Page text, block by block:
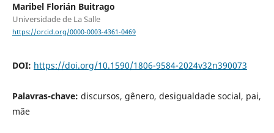
Maribel Florián Buitrago
Universidade de La Salle
https://orcid.org/0000-0003-4361-0469
DOI: https://doi.org/10.1590/1806-9584-2024v32n390073
Palavras-chave: discursos, gênero, desigualdade social, pai,
mãe